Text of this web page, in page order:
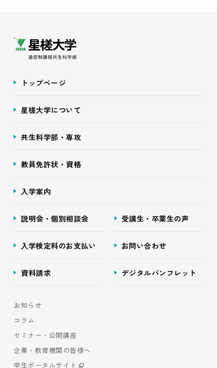
トップページ
星槎大学について
共生科学部・専攻
教員免許状・資格
入学案内
説明会・個別相談会 受講生・卒業生の声
入学検定料のお支払い お問い合わせ
資料請求 デジタルパンフレット
お知らせ
コラム
セミナー・公開講座
企業・教育機関の皆様へ
学生ポータルサイト